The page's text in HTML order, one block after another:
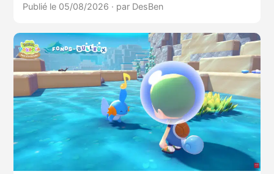
Publié le 05/08/2026 · par DesBen